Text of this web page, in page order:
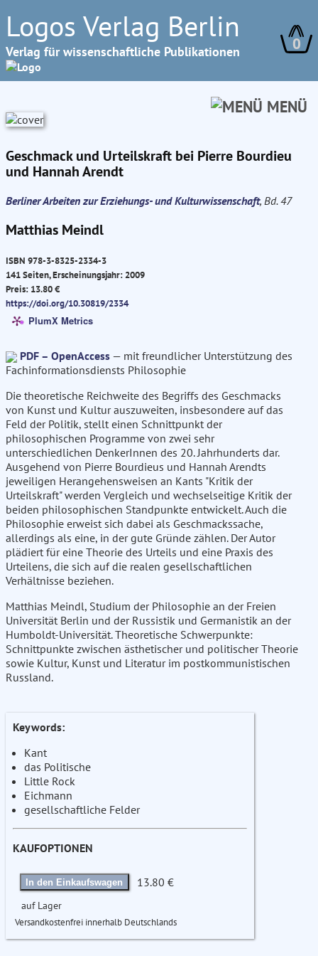
Logos Verlag Berlin
Verlag für wissenschaftliche Publikationen 0
MENÜ
Geschmack und Urteilskraft bei Pierre Bourdieu
und Hannah Arendt
Berliner Arbeiten zur Erziehungs- und Kulturwissenschaft, Bd. 47
Matthias Meindl
ISBN 978-3-8325-2334-3
141 Seiten, Erscheinungsjahr: 2009
Preis: 13.80 €
https://doi.org/10.30819/2334
PlumX Metrics
PDF – OpenAccess — mit freundlicher Unterstützung des
Fachinformationsdiensts Philosophie
Die theoretische Reichweite des Begriffs des Geschmacks
von Kunst und Kultur auszuweiten, insbesondere auf das
Feld der Politik, stellt einen Schnittpunkt der
philosophischen Programme von zwei sehr
unterschiedlichen DenkerInnen des 20. Jahrhunderts dar.
Ausgehend von Pierre Bourdieus und Hannah Arendts
jeweiligen Herangehensweisen an Kants "Kritik der
Urteilskraft" werden Vergleich und wechselseitige Kritik der
beiden philosophischen Standpunkte entwickelt. Auch die
Philosophie erweist sich dabei als Geschmackssache,
allerdings als eine, in der gute Gründe zählen. Der Autor
plädiert für eine Theorie des Urteils und eine Praxis des
Urteilens, die sich auf die realen gesellschaftlichen
Verhältnisse beziehen.
Matthias Meindl, Studium der Philosophie an der Freien
Universität Berlin und der Russistik und Germanistik an der
Humboldt-Universität. Theoretische Schwerpunkte:
Schnittpunkte zwischen ästhetischer und politischer Theorie
sowie Kultur, Kunst und Literatur im postkommunistischen
Russland.
Keywords:
Kant
das Politische
Little Rock
Eichmann
gesellschaftliche Felder
KAUFOPTIONEN
In den Einkaufswagen 13.80 €
auf Lager
Versandkostenfrei innerhalb Deutschlands